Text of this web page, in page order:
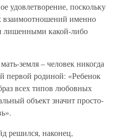
удовлетворение, поскольку
взаимоотношений именно
лишенными какой-либо
земля – человек никогда
первой родиной: «Ребенок
всех типов любовных
объект значит просто-
решился, наконец,